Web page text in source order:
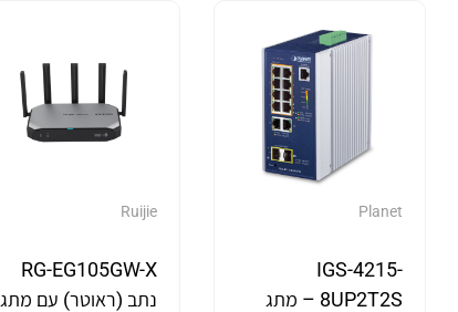
Planet
IGS-4215-
8UP2T2S – מתג
Ruijie
RG-EG105GW-X
נתב (ראוטר) עם מתג